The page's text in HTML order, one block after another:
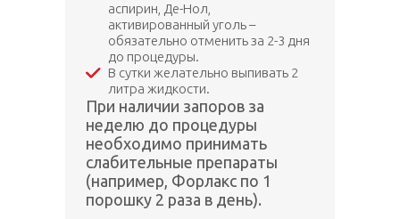
аспирин, Де-Нол,
активированный уголь –
обязательно отменить за 2-3 дня
до процедуры.
В сутки желательно выпивать 2
литра жидкости.
При наличии запоров за
неделю до процедуры
необходимо принимать
слабительные препараты
(например, Форлакс по 1
порошку 2 раза в день).